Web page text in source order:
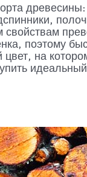
поэтому
на